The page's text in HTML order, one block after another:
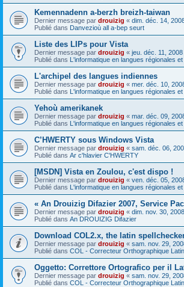
Kemennadenn a-berzh breizh-taiwan
Dernier message par drouizig « dim. déc. 14,
Publié dans Danvezioù all a-bep seurt
Liste des LIPs pour Vista
Dernier message par drouizig « jeu. déc. 11,
Publié dans L'informatique en langues régionales
L'archipel des langues indiennes
Dernier message par drouizig « mer. déc. 10,
Publié dans L'informatique en langues régionales
Yehoù amerikanek
Dernier message par drouizig « mar. déc. 09,
Publié dans L'informatique en langues régionales
C’HWERTY sous Windows Vista
Dernier message par drouizig « sam. déc. 06,
Publié dans Ar c'hlavier C'HWERTY
[MSDN] Vista en Zoulou, c'est dispo !
Dernier message par drouizig « ven. déc. 05,
Publié dans L'informatique en langues régionales
« An Drouizig Difazier 2007, Service
Dernier message par drouizig « dim. nov. 30,
Publié dans An DROUIZIG Difazier
Download COL2.x, the latin
Dernier message par drouizig « sam. nov. 29,
Publié dans COL - Correcteur Orthographique
Oggetto: Correttore Ortografico per il
Dernier message par drouizig « sam. nov. 29,
Publié dans COL - Correcteur Orthographique